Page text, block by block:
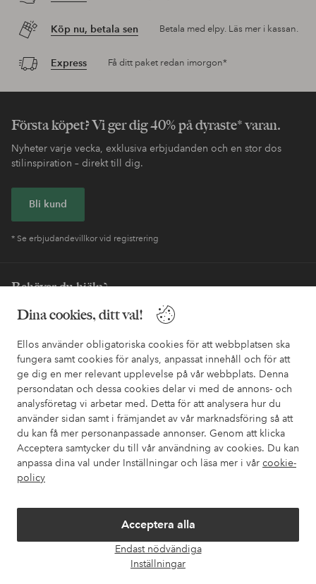
Dina cookies, ditt val!
Ellos använder obligatoriska cookies för att webbplatsen ska
fungera samt cookies för analys, anpassat innehåll och för att
ge dig en mer relevant upplevelse på vår webbplats. Denna
persondatan och dessa cookies delar vi med de annons- och
analysföretag vi arbetar med. Detta för att analysera hur du
använder sidan samt i främjandet av vår marknadsföring så att
du kan få mer personanpassade annonser. Genom att klicka
Acceptera samtycker du till vår användning av cookies. Du kan
anpassa dina val under Inställningar och läsa mer i vår cookie-
policy
Acceptera alla
Endast nödvändiga
Inställningar
Köp nu, betala sen Betala med elpy. Läs mer i kassan.
Express Få ditt paket redan imorgon*
Första köpet? Vi ger dig 40% på dyraste* varan.
Nyheter varje vecka, exklusiva erbjudanden och en stor dos
stilinspiration – direkt till dig.
Bli kund
* Se erbjudandevillkor vid registrering
Behöver du hjälp?
I vår FAQ hittar du svaren på de vanligaste frågorna. Här finns
också information om hur du enklast kontaktar oss.
Kundservice Beställning Betalsätt
Mina sidor
Om Ellos
Villkor